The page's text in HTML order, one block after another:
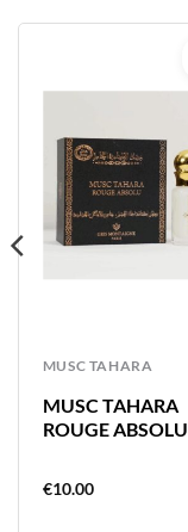
MUSC TAHARA
MUSC TAHARA
ROUGE ABSOLU
€10.00